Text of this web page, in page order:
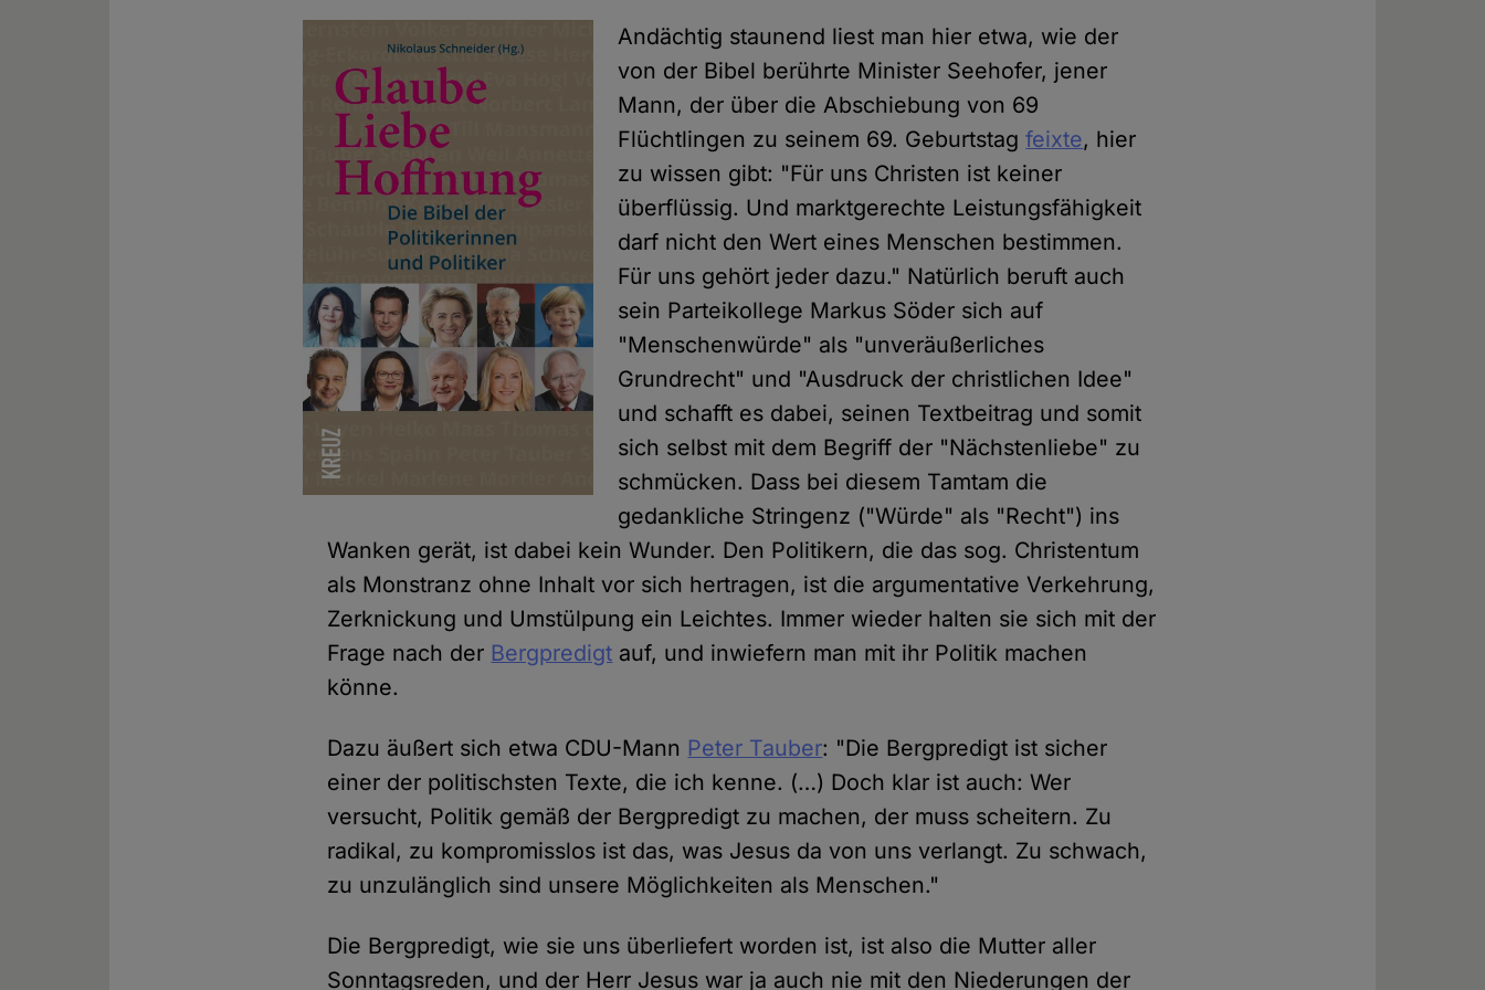
Andächtig staunend liest man hier etwa, wie der
von der Bibel berührte Minister Seehofer, jener
Mann, der über die Abschiebung von 69
Flüchtlingen zu seinem 69. Geburtstagfeixte, hier
zu wissen gibt: "Für uns Christen ist keiner
überflüssig. Und marktgerechte Leistungsfähigkeit
darf nicht den Wert eines Menschen bestimmen.
Für uns gehört jeder dazu." Natürlich beruft auch
sein Parteikollege Markus Söder sich auf
"Menschenwürde" als "unveräußerliches
Grundrecht" und "Ausdruck der christlichen Idee"
und schafft es dabei, seinen Textbeitrag und somit
sich selbst mit dem Begriff der "Nächstenliebe" zu
schmücken. Dass bei diesem Tamtam die
gedankliche Stringenz ("Würde" als "Recht") ins
Wanken gerät, ist dabei kein Wunder. Den Politikern, die das sog. Christentum
als Monstranz ohne Inhalt vor sich hertragen, ist die argumentative Verkehrung,
Zerknickung und Umstülpung ein Leichtes. Immer wieder halten sie sich mit der
Frage nach der Bergpredigt auf, und inwiefern man mit ihr Politik machen
könne.
Dazu äußert sich etwa CDU-Mann Peter Tauber: "Die Bergpredigt ist sicher
einer der politischsten Texte, die ich kenne. (…) Doch klar ist auch: Wer
versucht, Politik gemäß der Bergpredigt zu machen, der muss scheitern. Zu
radikal, zu kompromisslos ist das, was Jesus da von uns verlangt. Zu schwach,
zu unzulänglich sind unsere Möglichkeiten als Menschen."
Die Bergpredigt, wie sie uns überliefert worden ist, ist also die Mutter aller
Sonntagsreden, und der Herr Jesus war ja auch nie mit den Niederungen der